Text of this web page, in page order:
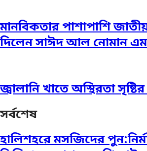
মানবিকতার পাশাপাশি
দিলেন সাঈদ আল নোমান
জ্বালানি খাতে অস্থিরতা
সর্বশেষ
হালিশহরে মসজিদের